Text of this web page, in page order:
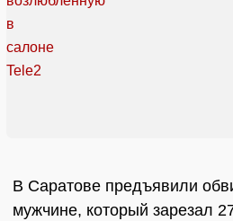
В Саратове предъявили
мужчине, который зарезал